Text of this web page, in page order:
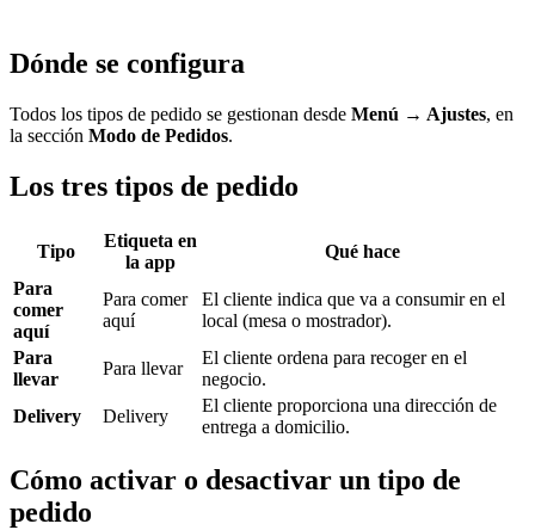
Dónde se configura
Todos los tipos de pedido se gestionan desde Menú → Ajustes, en
la sección Modo de Pedidos.
Los tres tipos de pedido
Tipo
Etiqueta en
la app
Qué hace
Para
comer
aquí
Para comer
aquí
El cliente indica que va a consumir en el
local (mesa o mostrador).
Para
llevar
Para llevar
El cliente ordena para recoger en el
negocio.
Delivery
Delivery
El cliente proporciona una dirección de
entrega a domicilio.
Cómo activar o desactivar un tipo de
pedido